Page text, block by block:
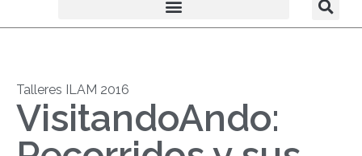
Talleres ILAM 2016
VisitandoAndo: